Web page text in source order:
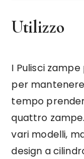
Utilizzo
I Pulisci
per
tempo
quattro
vari modelli,
design a